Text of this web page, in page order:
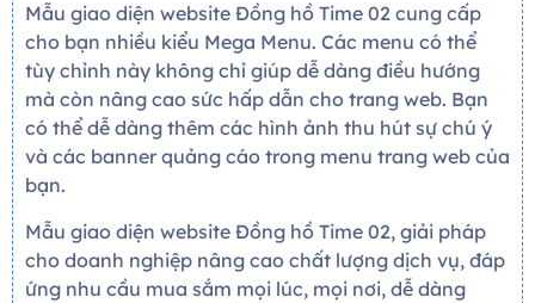
Mẫu giao diện website Đồng hồ Time 02 cung cấp
cho bạn nhiều kiểu Mega Menu. Các menu có thể
tùy chỉnh này không chỉ giúp dễ dàng điều hướng
mà còn nâng cao sức hấp dẫn cho trang web. Bạn
có thể dễ dàng thêm các hình ảnh thu hút sự chú ý
và các banner quảng cáo trong menu trang web của
bạn.
Mẫu giao diện website Đồng hồ Time 02, giải pháp
cho doanh nghiệp nâng cao chất lượng dịch vụ, đáp
ứng nhu cầu mua sắm mọi lúc, mọi nơi, dễ dàng